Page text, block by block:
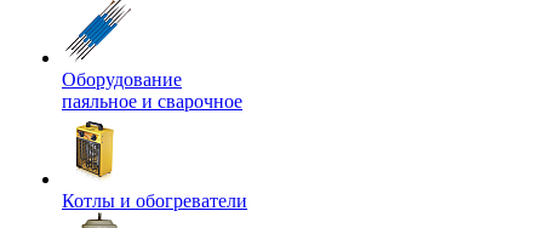
Оборудование
паяльное и сварочное
Котлы и обогреватели